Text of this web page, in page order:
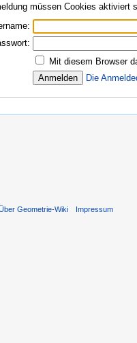
müssen Cookies aktiviert
Mit diesem Browser
Die
Geometrie-Wiki Impressum